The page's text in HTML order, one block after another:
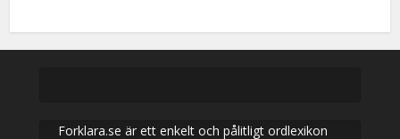
Forklara.se är ett enkelt och pålitligt ordlexikon